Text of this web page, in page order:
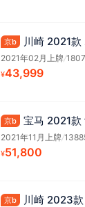
京b 川崎 2021
2021年02月上牌/
¥43,999
京b 宝马 2021
2021年11月上牌/
¥51,800
京b 川崎 2023